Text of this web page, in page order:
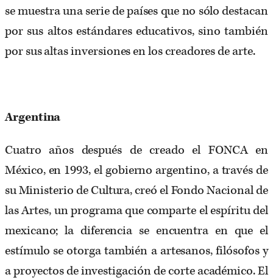
se muestra una serie de países que no sólo destacan
por sus altos estándares educativos, sino también
por sus altas inversiones en los creadores de arte.
Argentina
Cuatro años después de creado el FONCA en
México, en 1993, el gobierno argentino, a través de
su Ministerio de Cultura, creó el Fondo Nacional de
las Artes, un programa que comparte el espíritu del
mexicano; la diferencia se encuentra en que el
estímulo se otorga también a artesanos, filósofos y
a proyectos de investigación de corte académico. El